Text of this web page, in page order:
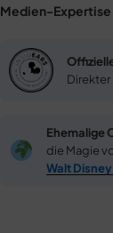
Medien-Expertise
Direkter
Ehemalige
die Magie
Walt